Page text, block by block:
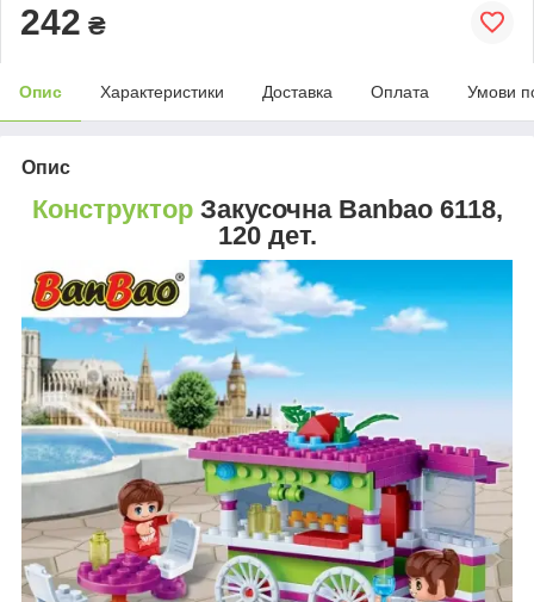
242 ₴
Опис Характеристики Доставка Оплата Умови
Опис
КонструкторЗакусочна Banbao 6118,
120 дет.